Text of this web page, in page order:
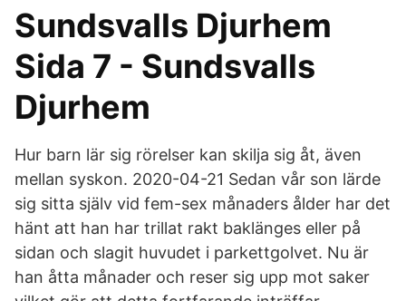
Sundsvalls Djurhem
Sida 7 - Sundsvalls
Djurhem
Hur barn lär sig rörelser kan skilja sig åt, även
mellan syskon. 2020-04-21 Sedan vår son lärde
sig sitta själv vid fem-sex månaders ålder har det
hänt att han har trillat rakt baklänges eller på
sidan och slagit huvudet i parkettgolvet. Nu är
han åtta månader och reser sig upp mot saker